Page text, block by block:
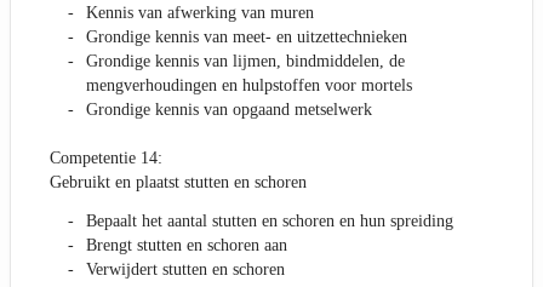
Kennis van afwerking van muren
Grondige kennis van meet- en uitzettechnieken
Grondige kennis van lijmen, bindmiddelen, de
mengverhoudingen en hulpstoffen voor mortels
Grondige kennis van opgaand metselwerk
Competentie 14:
Gebruikt en plaatst stutten en schoren
Bepaalt het aantal stutten en schoren en hun spreiding
Brengt stutten en schoren aan
Verwijdert stutten en schoren